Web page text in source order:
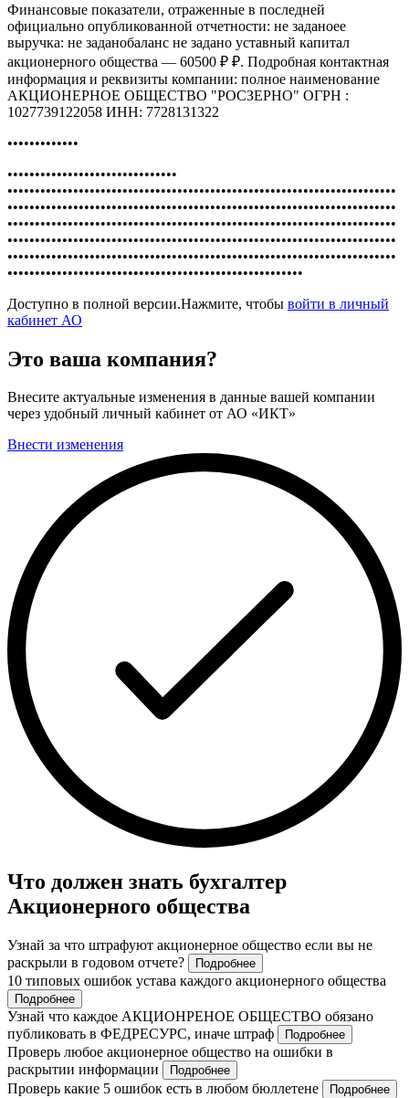
Финансовые показатели, отраженные в последней
официально опубликованной отчетности: не заданоее
выручка: не заданобаланс не задано уставный капитал
акционерного общества — 60500 ₽ ₽. Подробная контактная
информация и реквизиты компании: полное наименование
АКЦИОНЕРНОЕ ОБЩЕСТВО "РОСЗЕРНО" ОГРН :
1027739122058 ИНН: 7728131322
•••••••••••••
•••••••••••••••••••••••••••••••
•••••••••••••••••••••••••••••••••••••••••••••••••••••••••••••••••••••••
•••••••••••••••••••••••••••••••••••••••••••••••••••••••••••••••••••••••
•••••••••••••••••••••••••••••••••••••••••••••••••••••••••••••••••••••••
•••••••••••••••••••••••••••••••••••••••••••••••••••••••••••••••••••••••
•••••••••••••••••••••••••••••••••••••••••••••••••••••••••••••••••••••••
••••••••••••••••••••••••••••••••••••••••••••••••••••••
Доступно в полной версии.Нажмите, чтобы войти в личный
кабинет АО
Это ваша компания?
Внесите актуальные изменения в данные вашей компании
через удобный личный кабинет от АО «ИКТ»
Внести изменения
Что должен знать бухгалтер
Акционерного общества
Узнай за что штрафуют акционерное общество если вы не
раскрыли в годовом отчете?
Подробнее
10 типовых ошибок устава каждого акционерного общества
Подробнее
Узнай что каждое АКЦИОНРЕНОЕ ОБЩЕСТВО обязано
публиковать в ФЕДРЕСУРС, иначе штраф
Подробнее
Проверь любое акционерное общество на ошибки в
раскрытии информации
Подробнее
Проверь какие 5 ошибок есть в любом бюллетене Подробнее